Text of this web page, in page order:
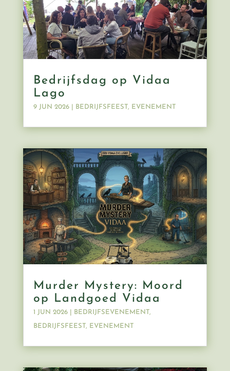
Bedrijfsdag op Vidaa
Lago
9 JUN 2026| BEDRIJFSFEEST , EVENEMENT
Murder Mystery: Moord
op Landgoed Vidaa
1 JUN 2026| BEDRIJFSEVENEMENT,
BEDRIJFSFEEST, EVENEMENT